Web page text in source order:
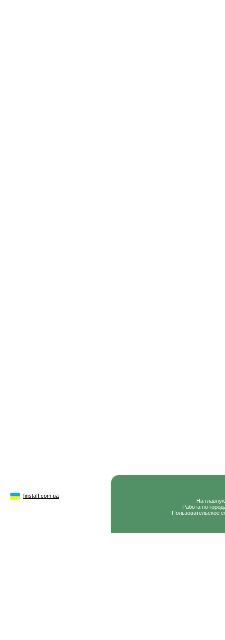
finstaff.com.ua
На
Работа по
Пользовательское